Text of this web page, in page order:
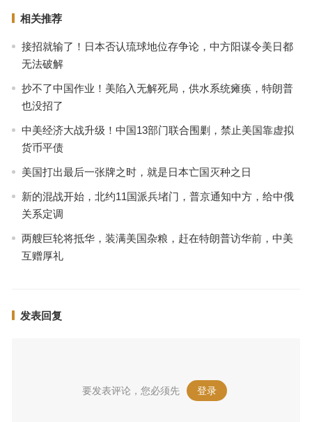
相关推荐
接招就输了！日本否认琉球地位存争论，中方阳谋令美日都
无法破解
抄不了中国作业！美陷入无解死局，供水系统瘫痪，特朗普
也没招了
中美经济大战升级！中国13部门联合围剿，禁止美国靠虚拟
货币平债
美国打出最后一张牌之时，就是日本亡国灭种之日
新的混战开始，北约11国派兵堵门，普京通知中方，给中俄
关系定调
两艘巨轮将抵华，装满美国杂粮，赶在特朗普访华前，中美
互赠厚礼
发表回复
要发表评论，您必须先 登录 。